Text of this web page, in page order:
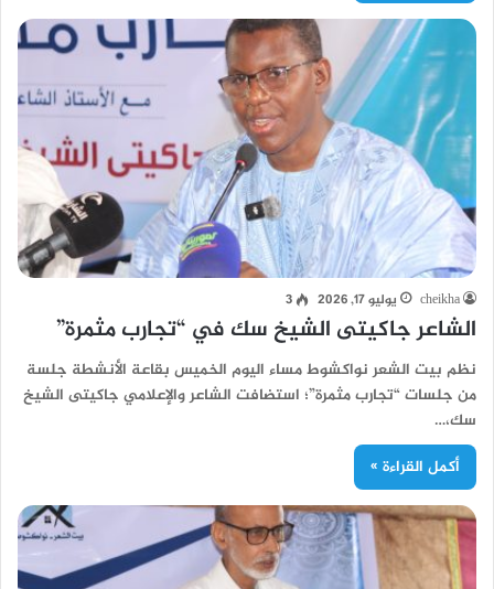
cheikha يوليو 17, 2026 3
الشاعر جاكيتى الشيخ سك في “تجارب مثمرة”
نظم بيت الشعر نواكشوط مساء اليوم الخميس بقاعة الأنشطة جلسة
من جلسات “تجارب مثمرة”؛ استضافت الشاعر والإعلامي جاكيتى الشيخ
سك،…
أكمل القراءة »